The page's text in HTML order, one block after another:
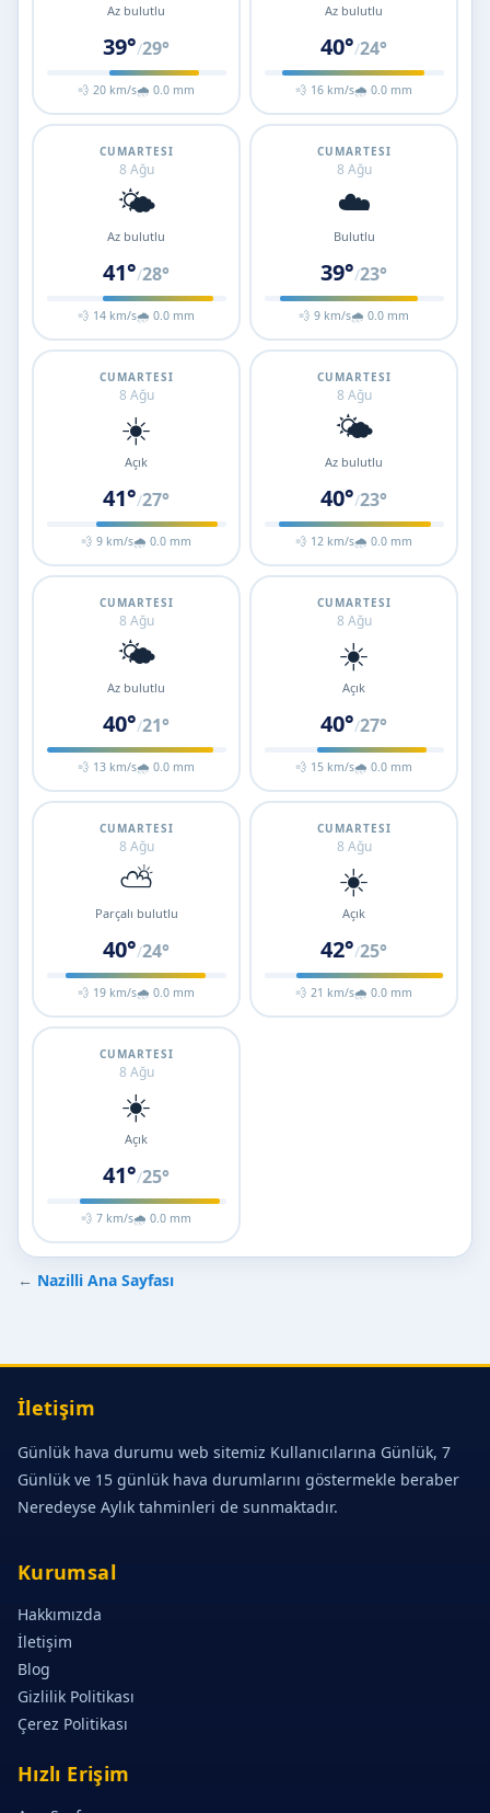
Az bulutlu
39°/29°
💨 20 km/s🌧 0.0 mm
Az bulutlu
40°/24°
💨 16 km/s🌧 0.0 mm
CUMARTESI
8 Ağu
🌤️
Az bulutlu
41°/28°
💨 14 km/s🌧 0.0 mm
CUMARTESI
8 Ağu
☁️
Bulutlu
39°/23°
💨 9 km/s🌧 0.0 mm
CUMARTESI
8 Ağu
☀️
Açık
41°/27°
💨 9 km/s🌧 0.0 mm
CUMARTESI
8 Ağu
🌤️
Az bulutlu
40°/23°
💨 12 km/s🌧 0.0 mm
CUMARTESI
8 Ağu
🌤️
Az bulutlu
40°/21°
💨 13 km/s🌧 0.0 mm
CUMARTESI
8 Ağu
☀️
Açık
40°/27°
💨 15 km/s🌧 0.0 mm
CUMARTESI
8 Ağu
⛅
Parçalı bulutlu
40°/24°
💨 19 km/s🌧 0.0 mm
CUMARTESI
8 Ağu
☀️
Açık
42°/25°
💨 21 km/s🌧 0.0 mm
CUMARTESI
8 Ağu
☀️
Açık
41°/25°
💨 7 km/s🌧 0.0 mm
← Nazilli Ana Sayfası
İletişim
Günlük hava durumu web sitemiz Kullanıcılarına Günlük, 7
Günlük ve 15 günlük hava durumlarını göstermekle beraber
Neredeyse Aylık tahminleri de sunmaktadır.
Kurumsal
Hakkımızda
İletişim
Blog
Gizlilik Politikası
Çerez Politikası
Hızlı Erişim